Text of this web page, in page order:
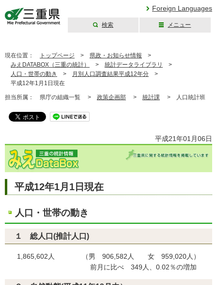
Foreign Languages
検索 メニュー
現在位置： トップページ > 県政・お知らせ情報 >
みえDATABOX（三重の統計）
> 統計データライブラリ
>
人口・世帯の動き
> 月別人口調査結果平成12年分 >
平成12年1月1日現在
担当所属： 県庁の組織一覧 > 政策企画部 > 統計課 > 人口統計班
平成21年01月06日
平成12年1月1日現在
人口・世帯の動き
１ 総人口(推計人口)
1,865,602人 （男 906,582人 女 959,020人）
前月に比べ 349人、0.02％の増加